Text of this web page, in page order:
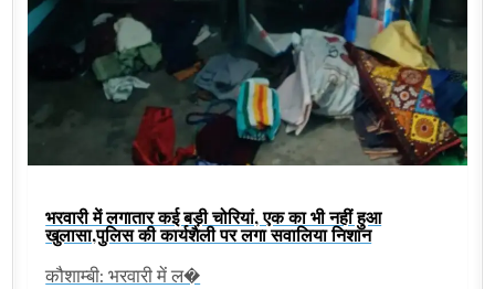
भरवारी में लगातार कई बड़ी चोरियां, एक का भी नहीं हुआ
खुलासा,पुलिस की कार्यशैली पर लगा सवालिया निशान
कौशाम्बी: भरवारी में ल�